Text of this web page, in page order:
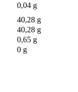
0,04 g
40,28 g
40,28 g
0,65 g
0 g